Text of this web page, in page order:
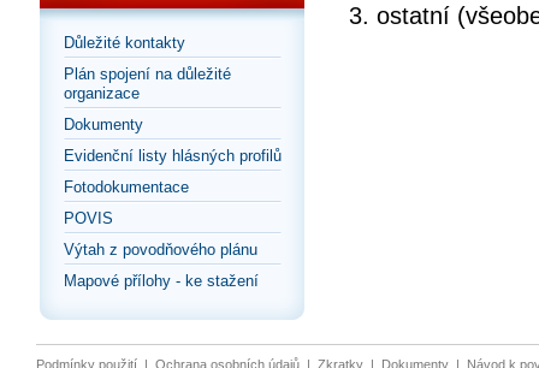
Důležité kontakty
Plán spojení na důležité
organizace
Dokumenty
Evidenční listy hlásných profilů
Fotodokumentace
POVIS
Výtah z povodňového plánu
Mapové přílohy - ke stažení
ostatní
Podmínky použití | Ochrana osobních údajů | Zkratky | Dokumenty | Návod k